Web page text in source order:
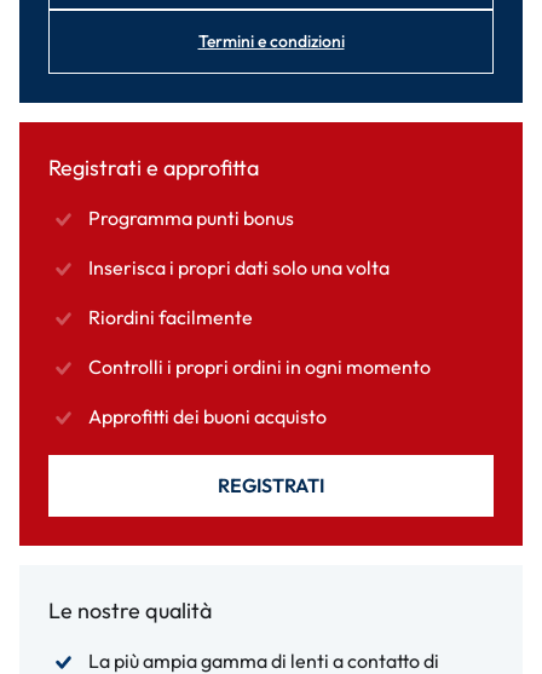
Termini e condizioni
Registrati e approfitta
Programma punti bonus
Inserisca i propri dati solo una volta
Riordini facilmente
Controlli i propri ordini in ogni momento
Approfitti dei buoni acquisto
REGISTRATI
Le nostre qualità
La più ampia gamma di lenti a contatto di